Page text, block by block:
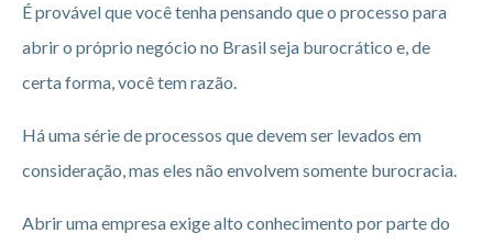
É provável que você tenha pensando que o processo para
abrir o próprio negócio no Brasil seja burocrático e, de
certa forma, você tem razão.
Há uma série de processos que devem ser levados em
consideração, mas eles não envolvem somente burocracia.
Abrir uma empresa exige alto conhecimento por parte do